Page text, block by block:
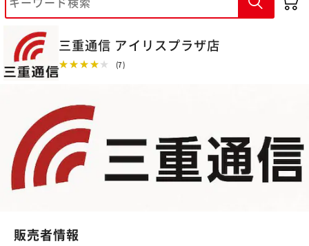
三重通信 アイリスプラザ店
★★★★★ (7)
販売者情報
※ご確認ください